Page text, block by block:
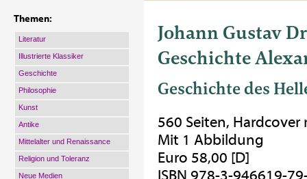
Themen:
Literatur
Illustrierte Klassiker
Geschichte
Philosophie
Kunst
Antike
Mittelalter und Renaissance
Religion und Toleranz
Neue Medien
Johann Gustav
Geschichte
Geschichte des
560 Seiten,
Mit 1 Abbildung
Euro 58,00 [D]